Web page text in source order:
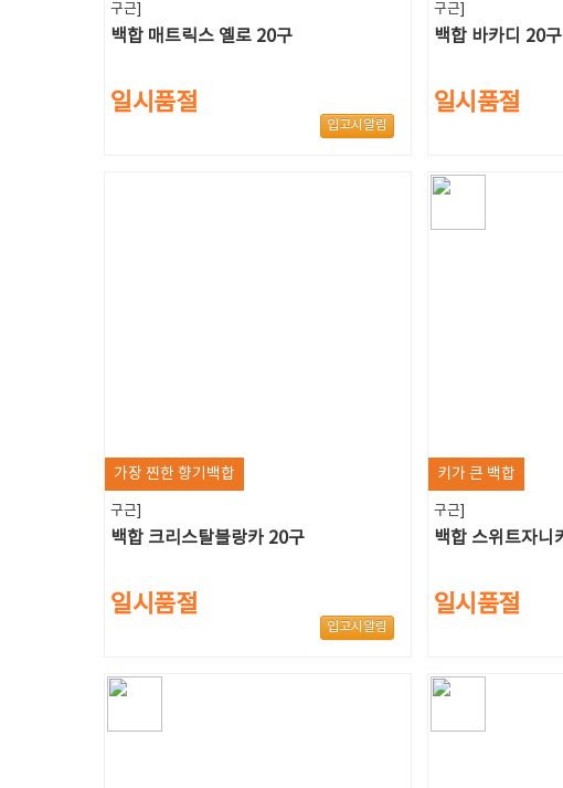
구근]
백합 매트릭스 옐로 20구
일시품절
입고시알림
구근]
백합 바카디 20구
일시품절
가장 찐한 향기백합
구근]
백합 크리스탈블랑카 20구
일시품절
입고시알림
키가 큰 백합
구근]
백합 스위트자니
일시품절